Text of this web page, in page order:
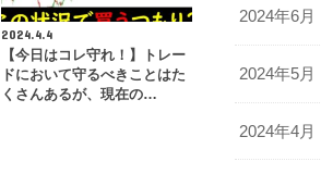
2024.4.4
【今日はコレ守れ！】トレー
ドにおいて守るべきことはた
くさんあるが、現在の…
2024年6月
2024年5月
2024年4月